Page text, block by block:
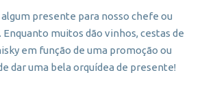
presente para nosso chefe ou
muitos dão vinhos, cestas de
em função de uma promoção ou
dar uma bela orquídea de presente!